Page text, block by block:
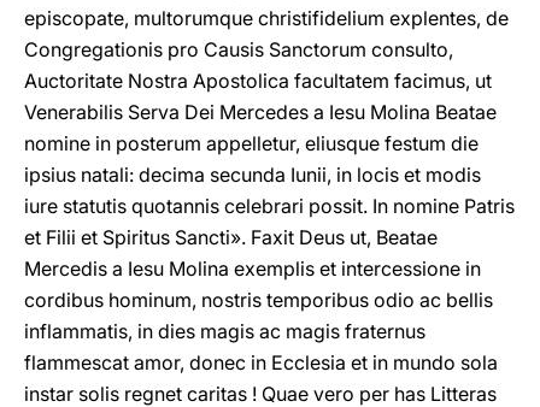
episcopate, multorumque christifidelium explentes, de
Congregationis pro Causis Sanctorum consulto,
Auctoritate Nostra Apostolica facultatem facimus, ut
Venerabilis Serva Dei Mercedes a Iesu Molina Beatae
nomine in posterum appelletur, eliusque festum die
ipsius natali: decima secunda Iunii, in locis et modis
iure statutis quotannis celebrari possit. In nomine Patris
et Filii et Spiritus Sancti». Faxit Deus ut, Beatae
Mercedis a Iesu Molina exemplis et intercessione in
cordibus hominum, nostris temporibus odio ac bellis
inflammatis, in dies magis ac magis fraternus
flammescat amor, donec in Ecclesia et in mundo sola
instar solis regnet caritas ! Quae vero per has Litteras